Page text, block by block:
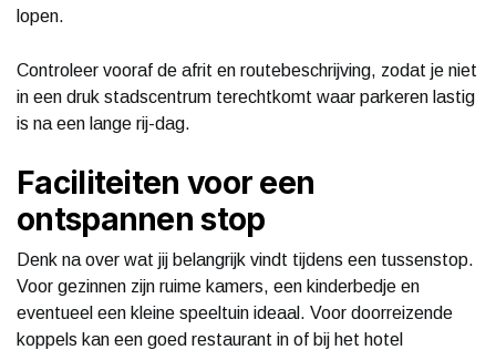
lopen.
Controleer vooraf de afrit en routebeschrijving, zodat je niet
in een druk stadscentrum terechtkomt waar parkeren lastig
is na een lange rij-dag.
Faciliteiten voor een
ontspannen stop
Denk na over wat jij belangrijk vindt tijdens een tussenstop.
Voor gezinnen zijn ruime kamers, een kinderbedje en
eventueel een kleine speeltuin ideaal. Voor doorreizende
koppels kan een goed restaurant in of bij het hotel